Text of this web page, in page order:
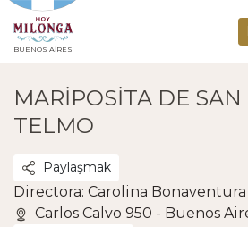
BUENOS AIRES
MARIPOSITA DE SAN
TELMO
Paylaşmak
Directora: Carolina Bonaventura
Carlos Calvo 950 - Buenos